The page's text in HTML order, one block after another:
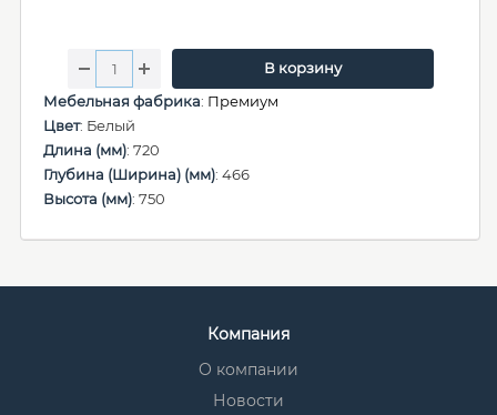
В корзину
Мебельная фабрика: Премиум
Цвет: Белый
Длина (мм): 720
Глубина (Ширина) (мм): 466
Высота (мм): 750
Компания
О компании
Новости